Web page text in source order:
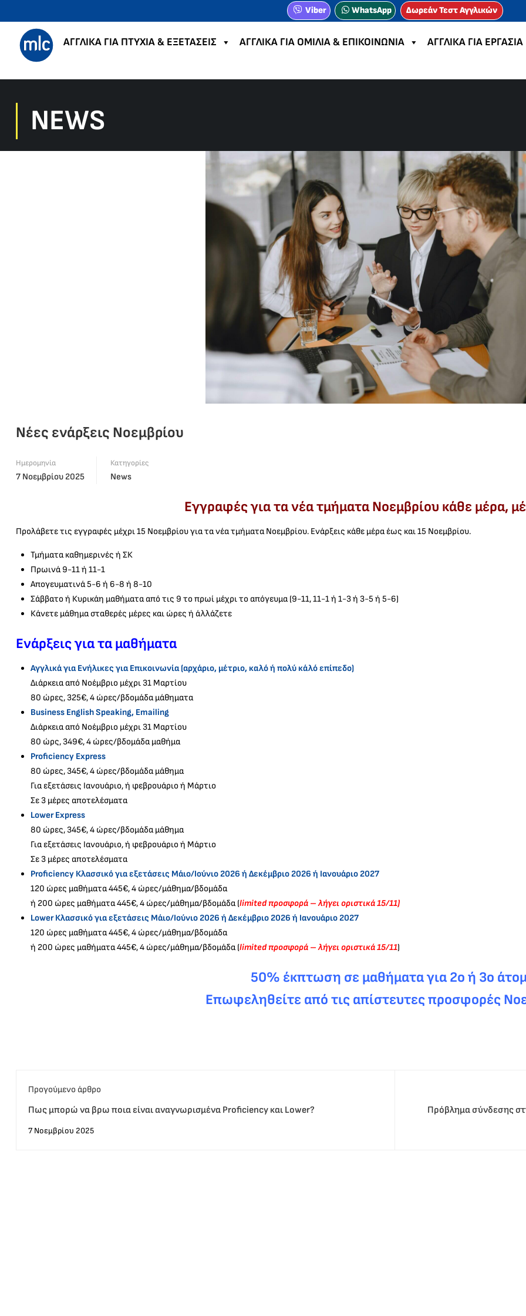
Viber WhatsApp Δωρεάν Τεστ Αγγλικών
ΑΓΓΛΙΚΑ ΓΙΑ ΠΤΥΧΙΑ & ΕΞΕΤΑΣΕΙΣ ΑΓΓΛΙΚΑ ΓΙΑ ΟΜΙΛΙΑ & ΕΠΙΚΟΙΝΩΝΙΑ ΑΓΓΛΙΚΑ ΓΙΑ ΕΡΓΑΣΙΑ
NEWS
Νέες ενάρξεις Νοεμβρίου
Ημερομηνία
7 Νοεμβρίου 2025
Κατηγορίες
News
Εγγραφές για τα νέα τμήματα Νοεμβρίου κάθε μέρα,
Προλάβετε τις εγγραφές μέχρι 15 Νοεμβρίου για τα νέα τμήματα Νοεμβρίου. Ενάρξεις κάθε μέρα έως και 15 Νοεμβρίου.
Τμήματα καθημερινές ή ΣΚ
Πρωινά 9-11 ή 11-1
Απογευματινά 5-6 ή 6-8 ή 8-10
Σάββατο ή Κυρικάη μαθήματα από τις 9 το πρωί μέχρι το απόγευμα (9-11, 11-1 ή 1-3 ή 3-5 ή 5-6)
Κάνετε μάθημα σταθερές μέρες και ώρες ή άλλάζετε
Ενάρξεις για τα μαθήματα
Αγγλικά για Ενήλικες για Επικοινωνία (αρχάριο, μέτριο, καλό ή πολύ κάλό επίπεδο)
Διάρκεια από Νοέμβριο μέχρι 31 Μαρτίου
80 ώρες, 325€, 4 ώρες/βδομάδα μάθηματα
Βusiness English Speaking, Εmailing
Διάρκεια από Νοέμβριο μέχρι 31 Μαρτίου
80 ώρς, 349€, 4 ώρες/βδομάδα μαθήμα
Proficiency Express
80 ώρες, 345€, 4 ώρες/βδομάδα μάθημα
Για εξετάσεις Ιανουάριο, ή φεβρουάριο ή Μάρτιο
Σε 3 μέρες αποτελέσματα
Lower Express
80 ώρες, 345€, 4 ώρες/βδομάδα μάθημα
Για εξετάσεις Ιανουάριο, ή φεβρουάριο ή Μάρτιο
Σε 3 μέρες αποτελέσματα
Proficiency Κλασσικό για εξετάσεις Μάιο/Ιούνιο 2026 ή Δεκέμβριο 2026 ή Ιανουάριο 2027
120 ώρες μαθήματα 445€, 4 ώρες/μάθημα/βδομάδα
ή 200 ώρες μαθήματα 445€, 4 ώρες/μάθημα/βδομάδα (limited προσφορά – λήγει οριστικά 15/11)
Lower Κλασσικό για εξετάσεις Μάιο/Ιούνιο 2026 ή Δεκέμβριο 2026 ή Ιανουάριο 2027
120 ώρες μαθήματα 445€, 4 ώρες/μάθημα/βδομάδα
ή 200 ώρες μαθήματα 445€, 4 ώρες/μάθημα/βδομάδα (limited προσφορά – λήγει οριστικά 15/11)
50% έκπτωση σε μαθήματα για 2ο ή 3ο
Επωφεληθείτε από τις απίστευτες προσφορές
Προγούμενο άρθρο
Πως μπορώ να βρω ποια είναι αναγνωρισμένα Proficiency και Lower?
7 Νοεμβρίου 2025
Πρόβλημα σύνδεσης